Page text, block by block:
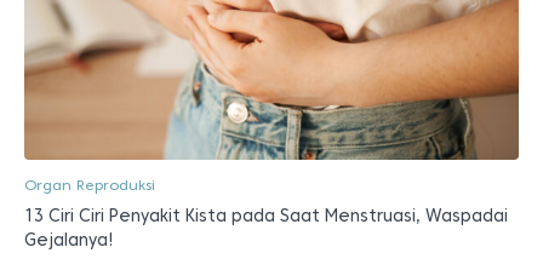
Organ Reproduksi
13 Ciri Ciri Penyakit Kista pada Saat Menstruasi, Waspadai
Gejalanya!